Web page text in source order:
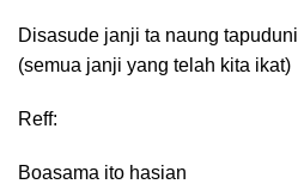
Disasude janji ta naung tapuduni
(semua janji yang telah kita ikat)
Reff:
Boasama ito hasian